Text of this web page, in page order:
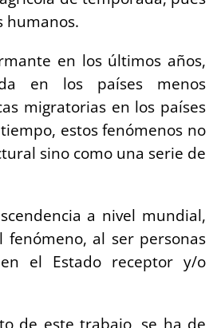
humanos.
en los últimos años,
en los países menos
migratorias en los países
estos fenómenos no
sino como una serie de
a nivel mundial,
al ser personas
el Estado receptor y/o
de este trabajo, se ha de